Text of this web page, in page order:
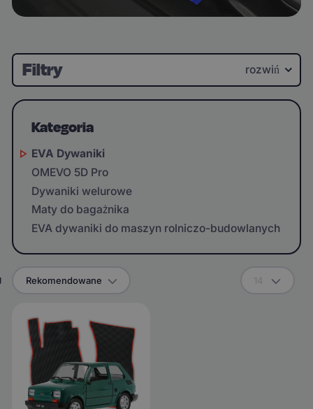
Filtry rozwiń
Kategoria
EVA Dywaniki
OMEVO 5D Pro
Dywaniki welurowe
Maty do bagażnika
EVA dywaniki do maszyn rolniczo-budowlanych
Rekomendowane